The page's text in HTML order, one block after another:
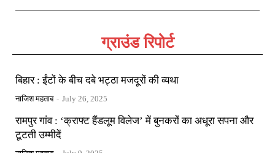
ग्राउंड रिपोर्ट
बिहार : ईंटों के बीच दबे भट्ठा मजदूरों की व्यथा
नाजिश महताब - July 26, 2025
रामपुर गांव : ‘क्राफ्ट हैंडलूम विलेज’ में बुनकरों का अधूरा सपना और
टूटती उम्मीदें